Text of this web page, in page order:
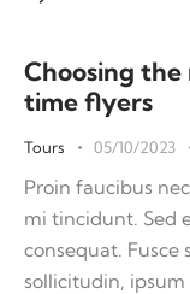
Choosing
time flyers
Tours 05/10/2023
Proin faucibus
mi tincidunt. Sed
consequat. Fusce
sollicitudin,